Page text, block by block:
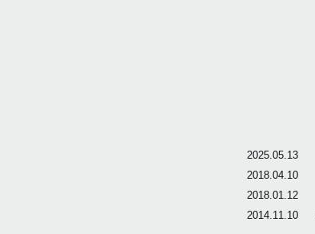
2025.05.13
2018.04.10
2018.01.12
2014.11.10